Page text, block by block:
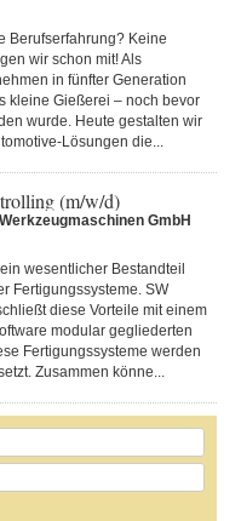
Berufserfahrung? Keine
wir schon mit! Als
in fünfter Generation
kleine Gießerei – noch bevor
wurde. Heute gestalten wir
Lösungen die...
(m/w/d)
GmbH
wesentlicher Bestandteil
Fertigungssysteme. SW
diese Vorteile mit einem
modular gegliederten
Fertigungs­systeme werden
Zusammen könne...